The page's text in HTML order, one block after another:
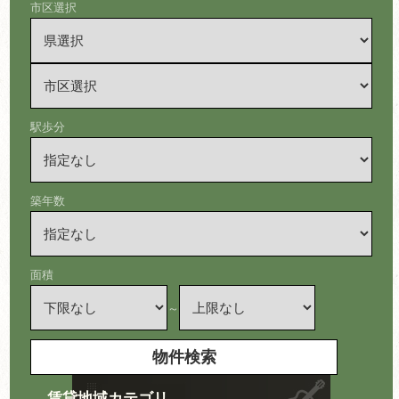
市区選択
駅歩分
築年数
面積
～